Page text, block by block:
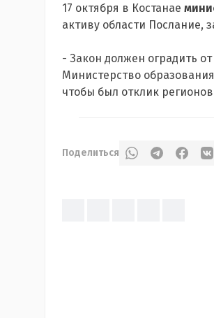
17 октября в Костанае
активу области Послание,
- Закон должен оградить
Министерство
чтобы был отклик
Поделиться